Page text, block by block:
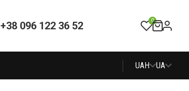
+38 096 122 36 52 0
UAH UA